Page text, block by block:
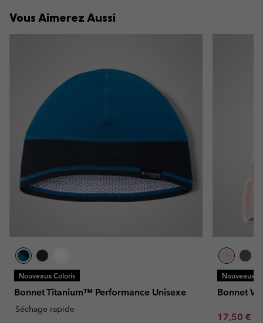
Vous Aimerez Aussi
Nouveaux Coloris
Bonnet Titanium™ Performance Unisexe
Séchage rapide
Nouveaux
Bonnet
Minimum
17,50 €